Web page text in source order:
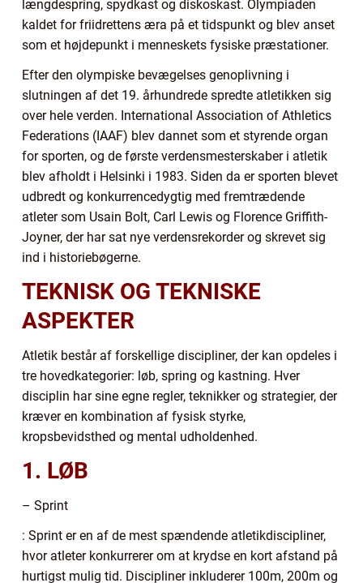
længdespring, spydkast og diskoskast. Olympiaden
kaldet for friidrettens æra på et tidspunkt og blev anset
som et højdepunkt i menneskets fysiske præstationer.
Efter den olympiske bevægelses genoplivning i
slutningen af det 19. århundrede spredte atletikken sig
over hele verden. International Association of Athletics
Federations (IAAF) blev dannet som et styrende organ
for sporten, og de første verdensmesterskaber i atletik
blev afholdt i Helsinki i 1983. Siden da er sporten blevet
udbredt og konkurrencedygtig med fremtrædende
atleter som Usain Bolt, Carl Lewis og Florence Griffith-
Joyner, der har sat nye verdensrekorder og skrevet sig
ind i historiebøgerne.
TEKNISK OG TEKNISKE
ASPEKTER
Atletik består af forskellige discipliner, der kan opdeles i
tre hovedkategorier: løb, spring og kastning. Hver
disciplin har sine egne regler, teknikker og strategier, der
kræver en kombination af fysisk styrke,
kropsbevidsthed og mental udholdenhed.
1. LØB
– Sprint
: Sprint er en af de mest spændende atletikdiscipliner,
hvor atleter konkurrerer om at krydse en kort afstand på
hurtigst mulig tid. Discipliner inkluderer 100m, 200m og